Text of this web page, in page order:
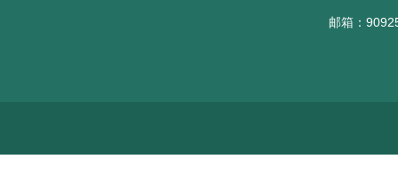
邮箱：